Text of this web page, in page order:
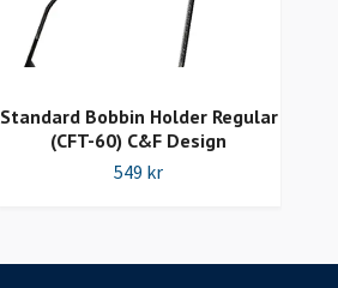
Standard Bobbin Holder Regular
(CFT-60) C&F Design
549 kr